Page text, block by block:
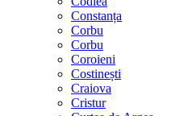
Constanța
Corbu
Corbu
Coroieni
Costinești
Craiova
Cristur